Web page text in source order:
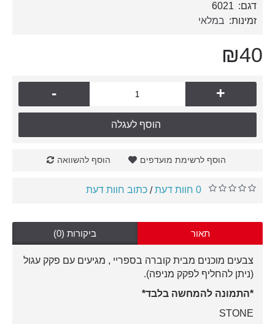
דגם: 6021
זמינות: במלאי
₪40
- +
הוסף לעגלה
הוסף לרשימת מועדפים הוסף להשוואה
0 חוות דעת / כתוב חוות דעת
תאור ביקורות (0)
צבעים מוכנים מבית קוברה בספריי , מגיעים עם פקק עגול
(ניתן להחליף לפקק מניפה).
*התמונה להמחשה בלבד*
STONE